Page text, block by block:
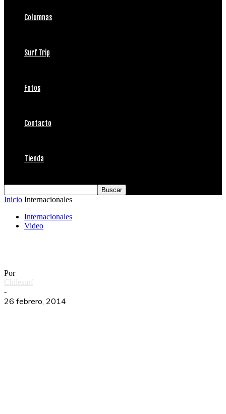
Columnas
Surf Trip
Fotos
Contacto
Tienda
Inicio Internacionales
Internacionales
Video
Por
Chilesurf
-
26 febrero, 2014